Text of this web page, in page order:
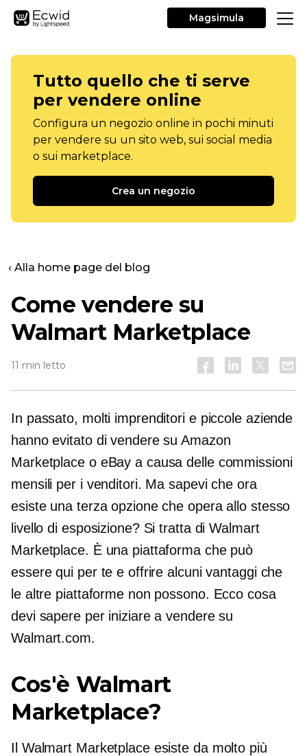
Magsimula
Tutto quello che ti serve
per vendere online
Configura un negozio online in pochi minuti
per vendere su un sito web, sui social media
o sui marketplace.
Crea un negozio
‹ Alla home page del blog
Come vendere su
Walmart Marketplace
11 min letto
In passato, molti imprenditori e piccole aziende
hanno evitato di vendere su Amazon
Marketplace o eBay a causa delle commissioni
mensili per i venditori. Ma sapevi che ora
esiste una terza opzione che opera allo stesso
livello di esposizione? Si tratta di Walmart
Marketplace. È una piattaforma che può
essere qui per te e offrire alcuni vantaggi che
le altre piattaforme non possono. Ecco cosa
devi sapere per iniziare a vendere su
Walmart.com.
Cos'è Walmart
Marketplace?
Il Walmart Marketplace esiste da molto più